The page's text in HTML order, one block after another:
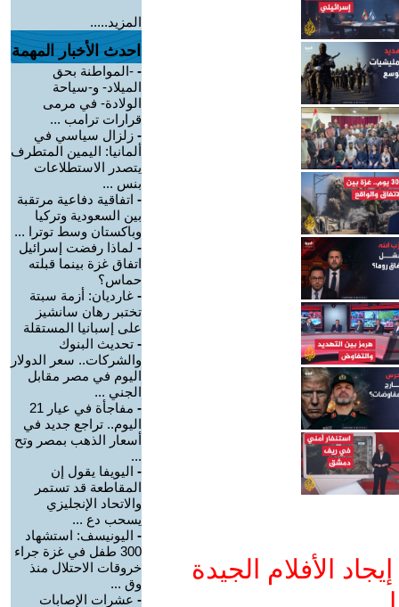
الأفلام الجيدة
المزيد.....
احدث الأخبار المهمة
- -المواطنة بحق
الميلاد- و-سياحة
الولادة- في مرمى
قرارات ترامب ...
- زلزال سياسي في
ألمانيا: اليمين المتطرف
يتصدر الاستطلاعات
بنس ...
- اتفاقية دفاعية مرتقبة
بين السعودية وتركيا
وباكستان وسط توترا ...
- لماذا رفضت إسرائيل
اتفاق غزة بينما قبلته
حماس؟
- غارديان: أزمة سبتة
تختبر رهان سانشيز
على إسبانيا المستقلة
- تحديث البنوك
والشركات.. سعر الدولار
اليوم في مصر مقابل
الجني ...
-
مفاجأة في عيار 21
اليوم.. تراجع جديد في
أسعار الذهب بمصر وتح
...
- اليويفا يقول إن
المقاطعة قد تستمر
والاتحاد الإنجليزي
يسحب دع ...
- اليونيسف: استشهاد
300 طفل في غزة جراء
خروقات الاحتلال منذ
وق ...
- عشرات الإصابات